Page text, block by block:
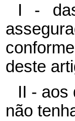
I -
deste
II - aos
não